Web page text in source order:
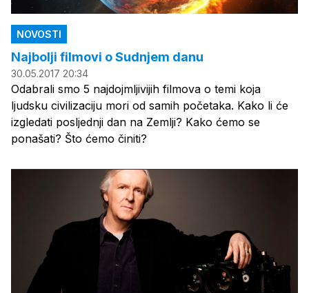
NOVOSTI
Najbolji filmovi o Sudnjem danu
30.05.2017 20:34
Odabrali smo 5 najdojmljivijih filmova o temi koja
ljudsku civilizaciju mori od samih početaka. Kako li će
izgledati posljednji dan na Zemlji? Kako ćemo se
ponašati? Što ćemo činiti?